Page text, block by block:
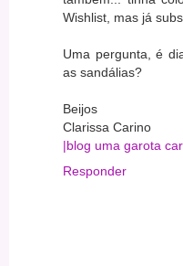
Wishlist, mas já
Uma pergunta, é
as sandálias?
Beijos
Clarissa Carino
|blog uma garota
Responder